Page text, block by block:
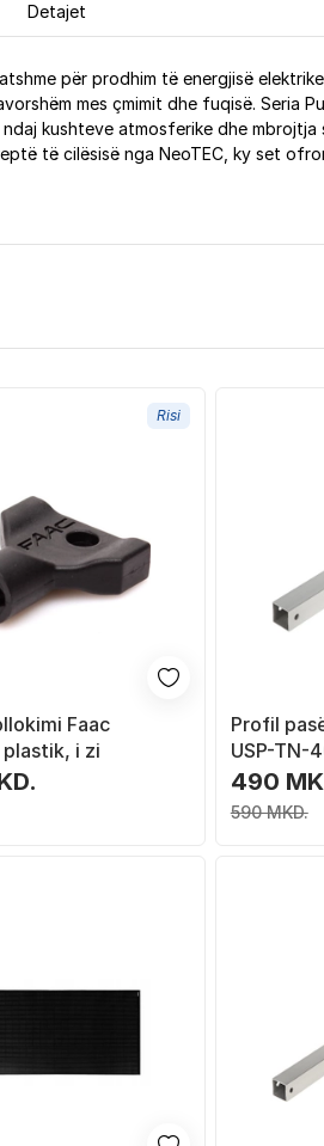
Detajet
për prodhim të energjisë
mes çmimit dhe fuqisë. Seria
kushteve atmosferike dhe
të cilësisë nga NeoTEC, ky set
Risi
Faac
i zi
Profil
USP-TN-
490
590 MKD.